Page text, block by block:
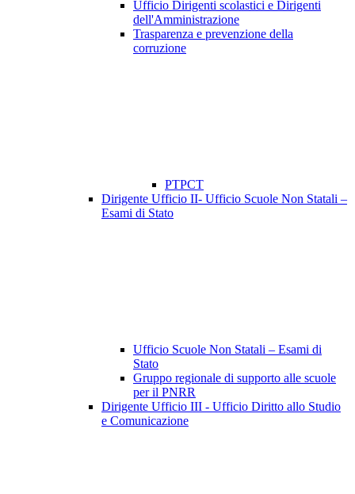
Ufficio Dirigenti scolastici e Dirigenti
dell'Amministrazione
Trasparenza e prevenzione della
corruzione
PTPCT
Dirigente Ufficio II- Ufficio Scuole Non Statali –
Esami di Stato
Ufficio Scuole Non Statali – Esami di
Stato
Gruppo regionale di supporto alle scuole
per il PNRR
Dirigente Ufficio III - Ufficio Diritto allo Studio
e Comunicazione